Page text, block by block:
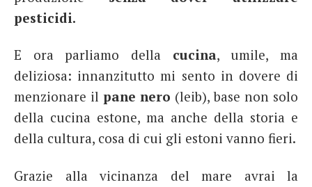
pesticidi.
E ora parliamo della cucina, umile, ma
deliziosa: innanzitutto mi sento in dovere di
menzionare il pane nero (leib), base non solo
della cucina estone, ma anche della storia e
della cultura, cosa di cui gli estoni vanno fieri.
Grazie alla vicinanza del mare avrai la